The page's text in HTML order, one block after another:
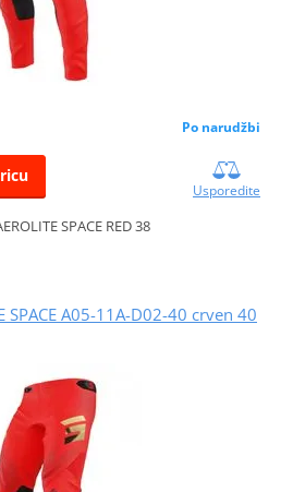
Po narudžbi
Usporedite
SPACE RED 38
SPACE A05-11A-D02-40 crven 40